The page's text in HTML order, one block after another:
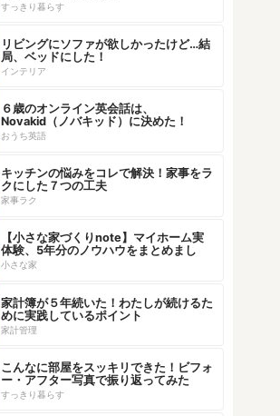
すっきり暮らす
リビングにソファが欲しかったけど…結
局、ベッドにした！
インテリア
６歳のオンライン英会話は、
Novakid（ノバキッド）に決めた！
おうち英語
キッチンの悩みをコレで解決！家事をラ
クにした７つの工夫
家事ラク
【小さな家づくりnote】マイホーム実
体験、5年分のノウハウをまとめまし
た！
小さな家
家計簿が５年続いた！わたしが続けるた
めに実践しているポイント
家計管理
こんなに部屋をスッキリできた！ビフォ
ー・アフター写真で振り返ってみた
すっきり暮らす